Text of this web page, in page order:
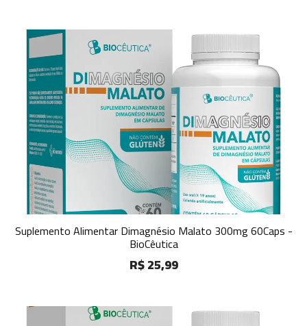
Suplemento Alimentar Dimagnésio Malato 300mg 60Caps -
BioCêutica
R$ 25,99